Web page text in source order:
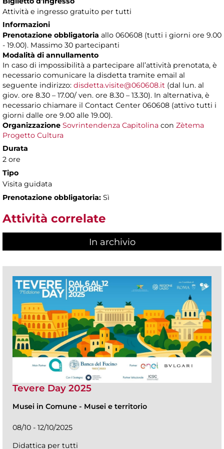
Attività e ingresso gratuito per tutti
Informazioni
Prenotazione obbligatoria allo 060608 (tutti i giorni ore 9.00
- 19.00). Massimo 30 partecipanti
Modalità di annullamento
In caso di impossibilità a partecipare all’attività prenotata, è
necessario comunicare la disdetta tramite email al
seguente indirizzo: disdetta.visite@060608.it (dal lun. al
giov. ore 8.30 – 17.00/ ven. ore 8.30 – 13.30). In alternativa, è
necessario chiamare il Contact Center 060608 (attivo tutti i
giorni dalle ore 9.00 alle 19.00).
Organizzazione Sovrintendenza Capitolina con Zètema
Progetto Cultura
Durata
2 ore
Tipo
Visita guidata
Prenotazione obbligatoria: Sì
Attività correlate
In archivio
Tevere Day 2025
Musei in Comune - Musei e territorio
08/10 - 12/10/2025
Didattica per tutti